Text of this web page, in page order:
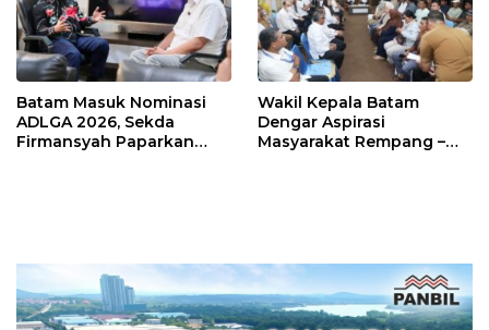
Batam Masuk Nominasi
ADLGA 2026, Sekda
Firmansyah Paparkan
Wakil Kepala Batam
Dengar Aspirasi
Masyarakat Rempang –